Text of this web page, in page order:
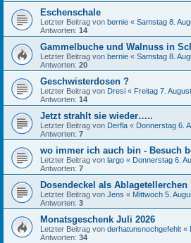
Eschenschale
Letzter Beitrag von bernie « Samstag 8.
Antworten: 14
Gammelbuche und Walnuss in
Letzter Beitrag von bernie « Samstag 8.
Antworten: 20
Geschwisterdosen ?
Letzter Beitrag von Dresi « Freitag 7.
Antworten: 14
Jetzt strahlt sie wieder…..
Letzter Beitrag von Derfla « Donnerstag 6.
Antworten: 7
wo immer ich auch bin - Besuch
Letzter Beitrag von largo « Donnerstag 6.
Antworten: 7
Dosendeckel als Ablagetellerchen
Letzter Beitrag von Jens « Mittwoch 5.
Antworten: 3
Monatsgeschenk Juli 2026
Letzter Beitrag von derhatunsnochgefehlt «
Antworten: 34